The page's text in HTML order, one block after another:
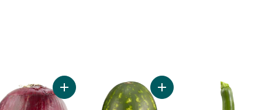
d’Ontario cultivées en serre au panier
Ajouter Oignons rouges au panierAjouter Melon d’eau